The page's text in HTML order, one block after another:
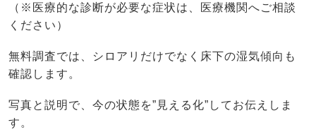
（※医療的な診断が必要な症状は、医療機関へご相談
ください）
無料調査では、シロアリだけでなく床下の湿気傾向も
確認します。
写真と説明で、今の状態を”見える化”してお伝えしま
す。